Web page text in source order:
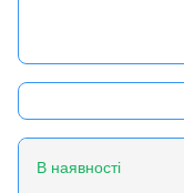
В наявності